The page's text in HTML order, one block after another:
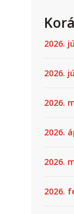
2026.
2026.
2026.
2026.
2026.
2026.